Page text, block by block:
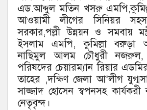
এড.আব্দুল মতিন খসরু
আওয়ামী লীগের সিনিয়র
সরকার,পল্লী উন্নয়ন ও সমবায়
ইসলাম এমপি, কুমিল্লা বরুড়া
নাছিমুল আলম চৌধুরী নজরুল,
পরিষদের চেয়ারম্যান রিয়ার
তাহের ,দক্ষিণ জেলা আ’লীগ
সাজ্জাদ হোসেন স্বপনসহ কার্যকরী
নেতৃবৃন্দ।